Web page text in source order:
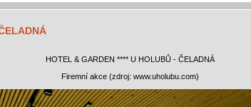
HOTEL & GARDEN **** U HOLUBŮ - ČELADNÁ
Firemní akce (zdroj: www.uholubu.com)